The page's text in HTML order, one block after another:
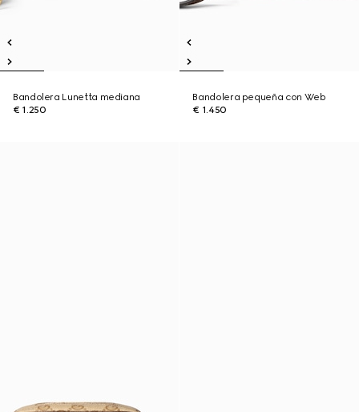
Bandolera Lunetta mediana
€ 1.250
Bandolera pequeña con Web
€ 1.450